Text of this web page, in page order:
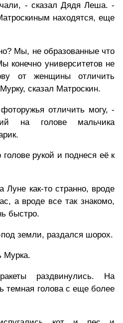
- сказал Дядя Леша. -
находятся, еще
Мы, не образованные что
конечно университетов не
от женщины отличить
сказал Матроскин.
отличить могу, -
на голове мальчика
рукой и поднеся её к
Луне как-то странно, вроде
а вроде все так знакомо,
быстро.
под земли, раздался шорох.
Мурка.
раздвинулись. На
темная голова с еще более